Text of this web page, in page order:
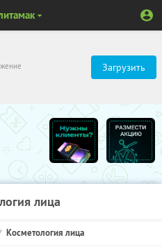
Загрузить
лица
Косметология лица